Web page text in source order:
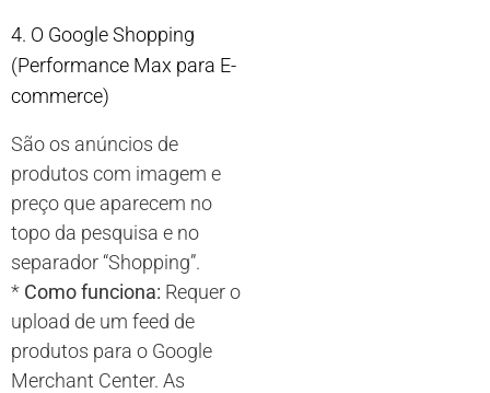
4. O Google Shopping
(Performance Max para E-
commerce)
São os anúncios de
produtos com imagem e
preço que aparecem no
topo da pesquisa e no
separador “Shopping”.
* Como funciona: Requer o
upload de um feed de
produtos para o Google
Merchant Center. As